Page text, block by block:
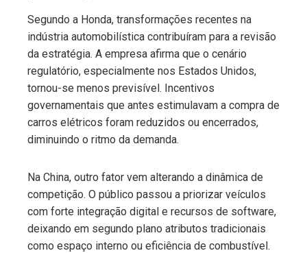
Segundo a Honda, transformações recentes na
indústria automobilística contribuíram para a revisão
da estratégia. A empresa afirma que o cenário
regulatório, especialmente nos Estados Unidos,
tornou-se menos previsível. Incentivos
governamentais que antes estimulavam a compra de
carros elétricos foram reduzidos ou encerrados,
diminuindo o ritmo da demanda.
Na China, outro fator vem alterando a dinâmica de
competição. O público passou a priorizar veículos
com forte integração digital e recursos de software,
deixando em segundo plano atributos tradicionais
como espaço interno ou eficiência de combustível.